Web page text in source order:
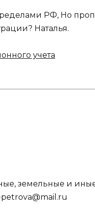
РФ, Но
Наталья.
учета
земельные и